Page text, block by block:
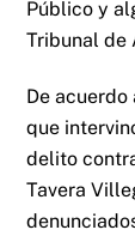
Público y
Tribunal de
De acuerdo
que
delito
Tavera